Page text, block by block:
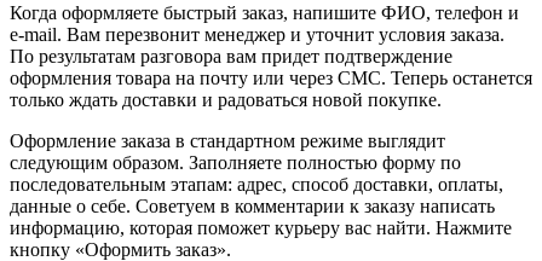
Когда оформляете быстрый заказ, напишите ФИО, телефон и
e-mail. Вам перезвонит менеджер и уточнит условия заказа.
По результатам разговора вам придет подтверждение
оформления товара на почту или через СМС. Теперь останется
только ждать доставки и радоваться новой покупке.
Оформление заказа в стандартном режиме выглядит
следующим образом. Заполняете полностью форму по
последовательным этапам: адрес, способ доставки, оплаты,
данные о себе. Советуем в комментарии к заказу написать
информацию, которая поможет курьеру вас найти. Нажмите
кнопку «Оформить заказ».